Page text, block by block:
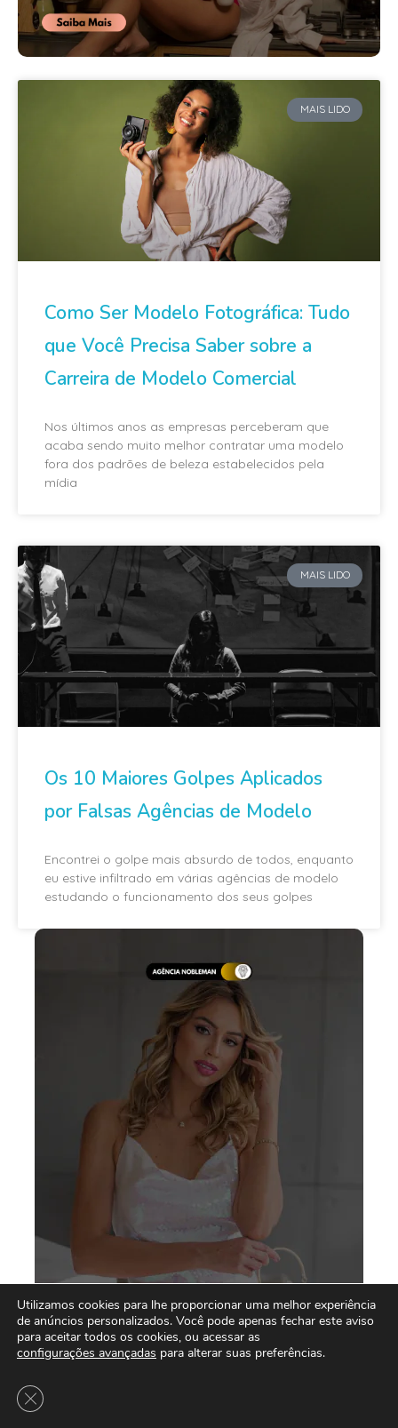
MAIS LIDO
Como Ser Modelo Fotográfica: Tudo
que Você Precisa Saber sobre a
Carreira de Modelo Comercial
Nos últimos anos as empresas perceberam que
acaba sendo muito melhor contratar uma modelo
fora dos padrões de beleza estabelecidos pela
mídia
MAIS LIDO
Os 10 Maiores Golpes Aplicados
por Falsas Agências de Modelo
Encontrei o golpe mais absurdo de todos, enquanto
eu estive infiltrado em várias agências de modelo
estudando o funcionamento dos seus golpes
Utilizamos cookies para lhe proporcionar uma melhor experiência
de anúncios personalizados. Você pode apenas fechar este aviso
para aceitar todos os cookies, ou acessar as
configurações avançadas para alterar suas preferências.
Close GDPR Cookie Banner